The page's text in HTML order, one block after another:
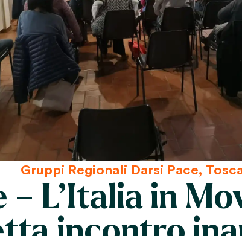
Gruppi Regionali Darsi Pace,
– L’Italia in